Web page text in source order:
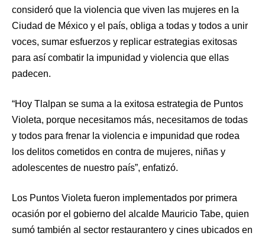
consideró que la violencia que viven las mujeres en la
Ciudad de México y el país, obliga a todas y todos a unir
voces, sumar esfuerzos y replicar estrategias exitosas
para así combatir la impunidad y violencia que ellas
padecen.
“Hoy Tlalpan se suma a la exitosa estrategia de Puntos
Violeta, porque necesitamos más, necesitamos de todas
y todos para frenar la violencia e impunidad que rodea
los delitos cometidos en contra de mujeres, niñas y
adolescentes de nuestro país”, enfatizó.
Los Puntos Violeta fueron implementados por primera
ocasión por el gobierno del alcalde Mauricio Tabe, quien
sumó también al sector restaurantero y cines ubicados en